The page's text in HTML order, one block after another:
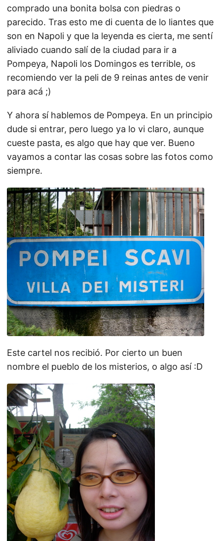
comprado una bonita bolsa con piedras o
parecido. Tras esto me di cuenta de lo liantes que
son en Napoli y que la leyenda es cierta, me sentí
aliviado cuando salí de la ciudad para ir a
Pompeya, Napoli los Domingos es terrible, os
recomiendo ver la peli de 9 reinas antes de venir
para acá ;)
Y ahora sí hablemos de Pompeya. En un principio
dude si entrar, pero luego ya lo vi claro, aunque
cueste pasta, es algo que hay que ver. Bueno
vayamos a contar las cosas sobre las fotos como
siempre.
Este cartel nos recibió. Por cierto un buen
nombre el pueblo de los misterios, o algo así :D